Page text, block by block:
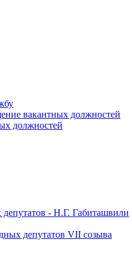
вакантных должностей
должностей
депутатов - Н.Г. Габиташвили
депутатов VII созыва